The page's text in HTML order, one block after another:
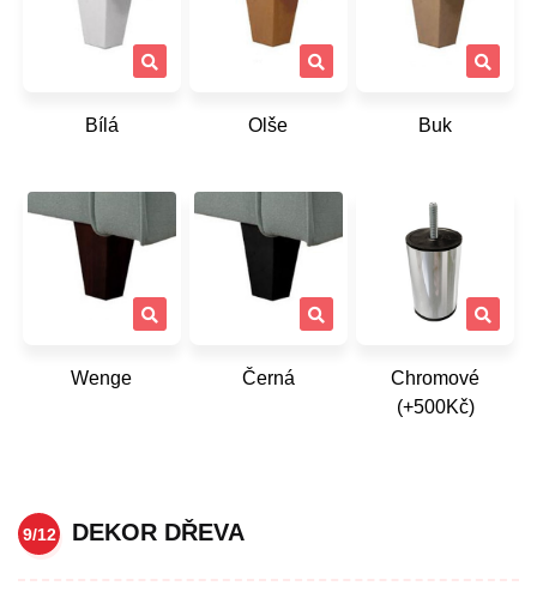
Bílá Olše Buk
Wenge Černá
Chromové
(+500Kč)
9/12 DEKOR DŘEVA